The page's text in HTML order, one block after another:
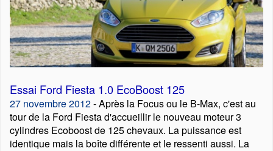
Essai Ford Fiesta 1.0 EcoBoost 125
27 novembre 2012- Après la Focus ou le B-Max, c'est au
tour de la Ford Fiesta d'accueillir le nouveau moteur 3
cylindres Ecoboost de 125 chevaux. La puissance est
identique mais la boîte différente et le ressenti aussi. La